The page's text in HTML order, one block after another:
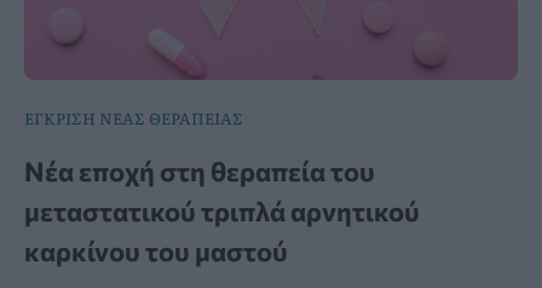
ΕΓΚΡΙΣΗ ΝΕΑΣ ΘΕΡΑΠΕΙΑΣ
Νέα εποχή στη θεραπεία του
μεταστατικού τριπλά αρνητικού
καρκίνου του μαστού